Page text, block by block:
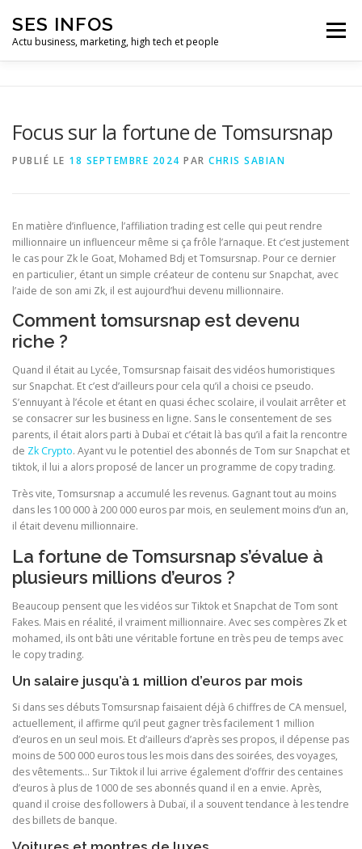
contenu
SES INFOS
Actu business, marketing, high tech et people
Menu
HIGH TECH ET INFORMATIQUE
Focus sur la fortune de Tomsursnap
PUBLIÉ LE 18 SEPTEMBRE 2024 PAR CHRIS SABIAN
En matière d’influence, l’affiliation trading est celle qui peut rendre
millionnaire un influenceur même si ça frôle l’arnaque. Et c’est justement
le cas pour Zk le Goat, Mohamed Bdj et Tomsursnap. Pour ce dernier
en particulier, étant un simple créateur de contenu sur Snapchat, avec
l’aide de son ami Zk, il est aujourd’hui devenu millionnaire.
Comment tomsursnap est devenu
riche ?
Quand il était au Lycée, Tomsursnap faisait des vidéos humoristiques
sur Snapchat. Et c’est d’ailleurs pour cela qu’il a choisi ce pseudo.
S’ennuyant à l’école et étant en quasi échec scolaire, il voulait arrêter et
se consacrer sur les business en ligne. Sans le consentement de ses
parents, il était alors parti à Dubaï et c’était là bas qu’il a fait la rencontre
de Zk Crypto. Ayant vu le potentiel des abonnés de Tom sur Snapchat et
tiktok, il lui a alors proposé de lancer un programme de copy trading.
Très vite, Tomsursnap a accumulé les revenus. Gagnant tout au moins
dans les 100 000 à 200 000 euros par mois, en seulement moins d’un an,
il était devenu millionnaire.
La fortune de Tomsursnap s’évalue à
plusieurs millions d’euros ?
Beaucoup pensent que les vidéos sur Tiktok et Snapchat de Tom sont
Fakes. Mais en réalité, il vraiment millionnaire. Avec ses compères Zk et
mohamed, ils ont bâti une véritable fortune en très peu de temps avec
le copy trading.
Un salaire jusqu’à 1 million d’euros par mois
Si dans ses débuts Tomsursnap faisaient déjà 6 chiffres de CA mensuel,
actuellement, il affirme qu’il peut gagner très facilement 1 million
d’euros en un seul mois. Et d’ailleurs d’après ses propos, il dépense pas
moins de 500 000 euros tous les mois dans des soirées, des voyages,
des vêtements… Sur Tiktok il lui arrive également d’offrir des centaines
d’euros à plus de 1000 de ses abonnés quand il en a envie. Après,
quand il croise des followers à Dubaï, il a souvent tendance à les tendre
des billets de banque.